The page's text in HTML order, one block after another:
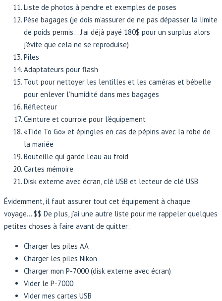
Liste de photos à pendre et exemples de poses
Pèse bagages (je dois m’assurer de ne pas dépasser la limite
de poids permis… J’ai déjà payé 180$ pour un surplus alors
j’évite que cela ne se reproduise)
Piles
Adaptateurs pour flash
Tout pour nettoyer les lentilles et les caméras et bébelle
pour enlever l’humidité dans mes bagages
Réflecteur
Ceinture et courroie pour l’équipement
«Tide To Go» et épingles en cas de pépins avec la robe de
la mariée
Bouteille qui garde l’eau au froid
Cartes mémoire
Disk externe avec écran, clé USB et lecteur de clé USB
Évidemment, il faut assurer tout cet équipement à chaque
voyage… $$ De plus, j’ai une autre liste pour me rappeler quelques
petites choses à faire avant de quitter:
Charger les piles AA
Charger les piles Nikon
Charger mon P-7000 (disk externe avec écran)
Vider le P-7000
Vider mes cartes USB